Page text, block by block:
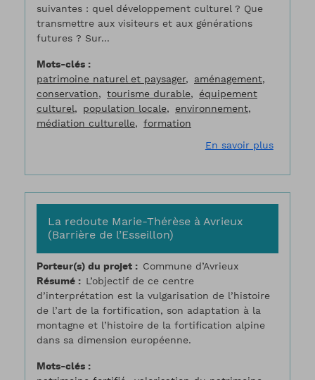
suivantes : quel développement culturel ? Que
transmettre aux visiteurs et aux générations
futures ? Sur...
Mots-clés
patrimoine naturel et paysager
aménagement
conservation
tourisme durable
équipement
culturel
population locale
environnement
médiation culturelle
formation
En savoir plussur
La redoute Marie-Thérèse à Avrieux
(Barrière de l’Esseillon)
Porteur(s) du projet
Commune d’Avrieux
Résumé
L’objectif de ce centre
d’interprétation est la vulgarisation de l’histoire
de l’art de la fortification, son adaptation à la
montagne et l’histoire de la fortification alpine
dans sa dimension européenne.
Mots-clés